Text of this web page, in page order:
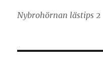
Nybrohörnan lästips 2